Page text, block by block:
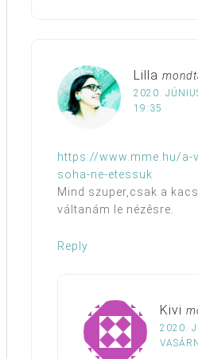
Lilla
2020.
19:35
https://www.mme.hu/a-
soha-ne-etessuk
Mind szuper,csak a
váltanám le nézêsre.
Reply
Kivi
2020.